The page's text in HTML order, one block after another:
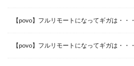
【povo】フルリモートになってギガは・・・
【povo】フルリモートになってギガは・・・